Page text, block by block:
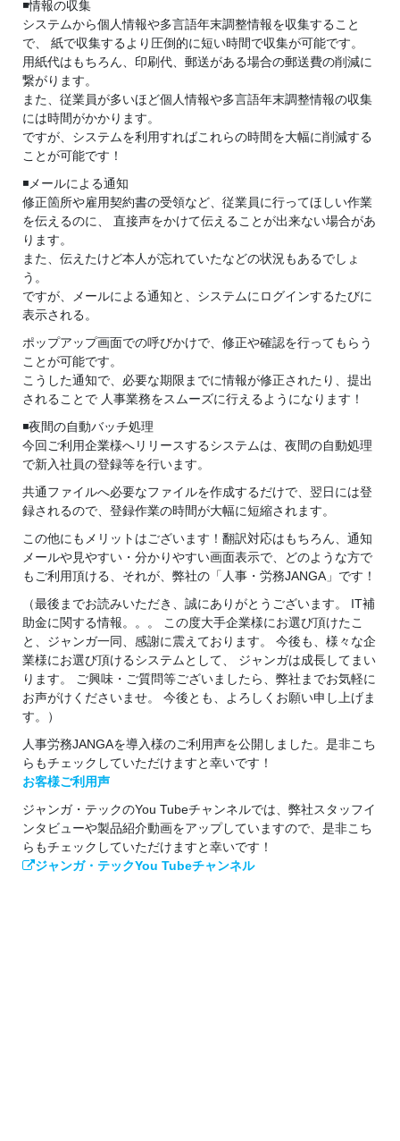
◾情報の収集
システムから個人情報や多言語年末調整情報を収集すること
で、 紙で収集するより圧倒的に短い時間で収集が可能です。
用紙代はもちろん、印刷代、郵送がある場合の郵送費の削減に
繋がります。
また、従業員が多いほど個人情報や多言語年末調整情報の収集
には時間がかかります。
ですが、システムを利用すればこれらの時間を大幅に削減する
ことが可能です！
◾メールによる通知
修正箇所や雇用契約書の受領など、従業員に行ってほしい作業
を伝えるのに、 直接声をかけて伝えることが出来ない場合があ
ります。
また、伝えたけど本人が忘れていたなどの状況もあるでしょ
う。
ですが、メールによる通知と、システムにログインするたびに
表示される。
ポップアップ画面での呼びかけで、修正や確認を行ってもらう
ことが可能です。
こうした通知で、必要な期限までに情報が修正されたり、提出
されることで 人事業務をスムーズに行えるようになります！
◾夜間の自動バッチ処理
今回ご利用企業様へリリースするシステムは、夜間の自動処理
で新入社員の登録等を行います。
共通ファイルへ必要なファイルを作成するだけで、翌日には登
録されるので、登録作業の時間が大幅に短縮されます。
この他にもメリットはございます！翻訳対応はもちろん、通知
メールや見やすい・分かりやすい画面表示で、どのような方で
もご利用頂ける、それが、弊社の「人事・労務JANGA」です！
（最後までお読みいただき、誠にありがとうございます。 IT補
助金に関する情報。。。 この度大手企業様にお選び頂けたこ
と、ジャンガ一同、感謝に震えております。 今後も、様々な企
業様にお選び頂けるシステムとして、 ジャンガは成長してまい
ります。 ご興味・ご質問等ございましたら、弊社までお気軽に
お声がけくださいませ。 今後とも、よろしくお願い申し上げま
す。）
人事労務JANGAを導入様のご利用声を公開しました。是非こち
らもチェックしていただけますと幸いです！
お客様ご利用声
ジャンガ・テックのYou Tubeチャンネルでは、弊社スタッフイ
ンタビューや製品紹介動画をアップしていますので、是非こち
らもチェックしていただけますと幸いです！
ジャンガ・テックYou Tubeチャンネル